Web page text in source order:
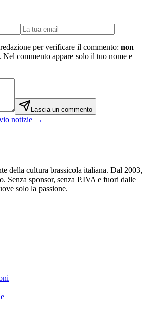
per verificare il commento: non
. Nel commento appare solo il tuo nome e
Lascia un commento
notizie →
della cultura brassicola italiana. Dal 2003,
Senza sponsor, senza P.IVA e fuori dalle
solo la passione.